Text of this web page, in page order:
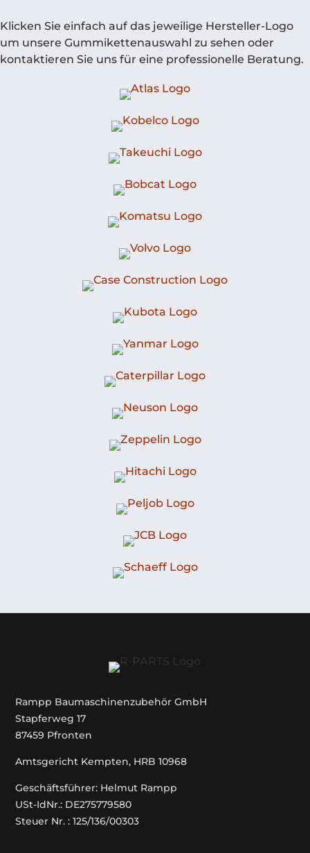
Klicken Sie einfach auf das jeweilige Hersteller-Logo
um unsere Gummikettenauswahl zu sehen oder
kontaktieren Sie uns für eine professionelle Beratung.
Rampp Baumaschinenzubehör GmbH
Stapferweg 17
87459 Pfronten
Amtsgericht Kempten, HRB 10968
Geschäftsführer: Helmut Rampp
USt-IdNr.: DE275779580
Steuer Nr. : 125/136/00303